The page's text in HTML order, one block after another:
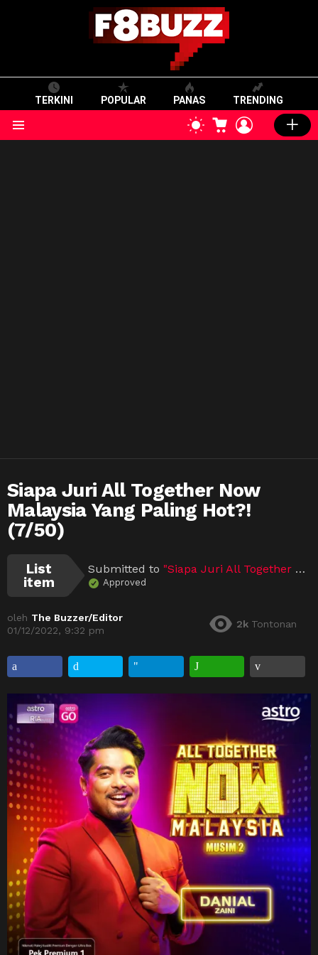
TERKINI POPULAR PANAS TRENDING
SWITCH
SKIN
CART LOGIN
Siapa Juri All Together Now
Malaysia Yang Paling Hot?!
(7/50)
List
item
Submitted to "Siapa Juri All Together Now Malaysia Yang Paling Hot?!"
Approved
oleh The Buzzer/Editor
01/12/2022, 9:32 pm
2k Tontonan